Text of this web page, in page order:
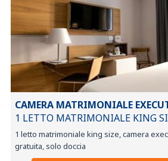
CAMERA MATRIMONIALE
1 LETTO MATRIMONIALE KING
1 letto matrimoniale king size, camera
gratuita, solo doccia